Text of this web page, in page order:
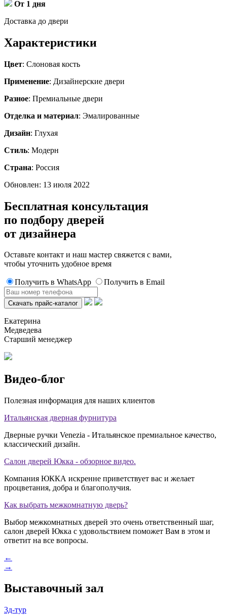
От 1 дня
Доставка до двери
Характеристики
Цвет: Слоновая кость
Применение: Дизайнерские двери
Разное: Премиальные двери
Отделка и материал: Эмалированные
Дизайн: Глухая
Стиль: Модерн
Страна: Россия
Обновлен: 13 июля 2022
Бесплатная консультация
по подбору дверей
от дизайнера
Оставьте контакт и наш мастер свяжется с вами,
чтобы уточнить удобное время
Получить в WhatsApp Получить в Email
Екатерина
Медведева
Старший менеджер
Видео-блог
Полезная информация для наших клиентов
Итальянская дверная фурнитура
Дверные ручки Venezia - Итальянское премиальное качество,
классический дизайн.
Салон дверей Юкка - обзорное видео.
Компания ЮККА искренне приветствует вас и желает
процветания, добра и благополучия.
Как выбрать межкомнатную дверь?
Выбор межкомнатных дверей это очень ответственный шаг,
салон дверей Юкка с удовольствием поможет Вам в этом и
ответит на все вопросы.
←
→
Выставочный зал
3д-тур